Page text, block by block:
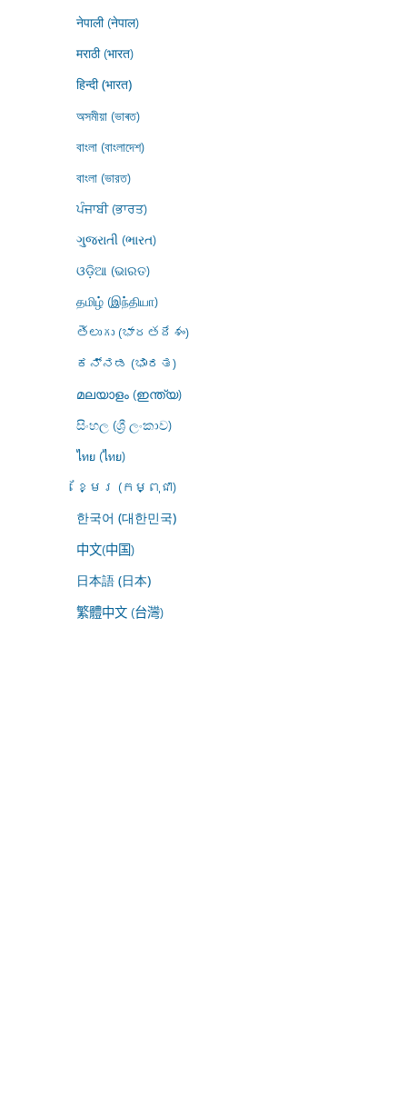
नेपाली (नेपाल)
मराठी (भारत)
हिन्दी (भारत)
অসমীয়া (ভাৰত)
বাংলা (বাংলাদেশ)
বাংলা (ভারত)
ਪੰਜਾਬੀ (ਭਾਰਤ)
ગુજરાતી (ભારત)
ଓଡ଼ିଆ (ଭାରତ)
தமிழ் (இந்தியா)
తెలుగు (భారతదేశం)
ಕನ್ನಡ (ಭಾರತ)
മലയാളം (ഇന്ത്യ)
සිංහල (ශ්‍රී ලංකාව)
ไทย (ไทย)
ខ្មែរ (កម្ពុជា)
한국어 (대한민국)
中文(中国)
日本語 (日本)
繁體中文 (台灣)